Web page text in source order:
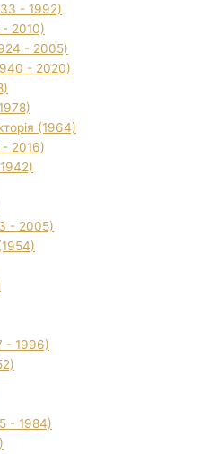
- 1992)
2010)
- 2005)
- 2020)
(1964)
2016)
- 2005)
- 1996)
- 1984)